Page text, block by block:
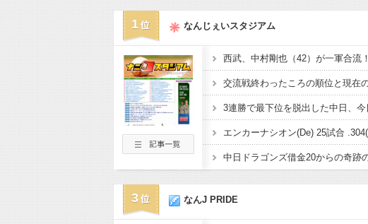
1 なんじぇいスタジアム
西武、中村剛也（42）が一軍合流！
3 なんJ PRIDE